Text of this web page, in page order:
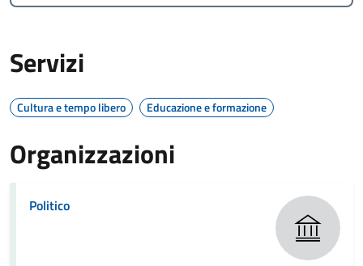
Servizi
Cultura e tempo libero Educazione e formazione
Organizzazioni
Politico